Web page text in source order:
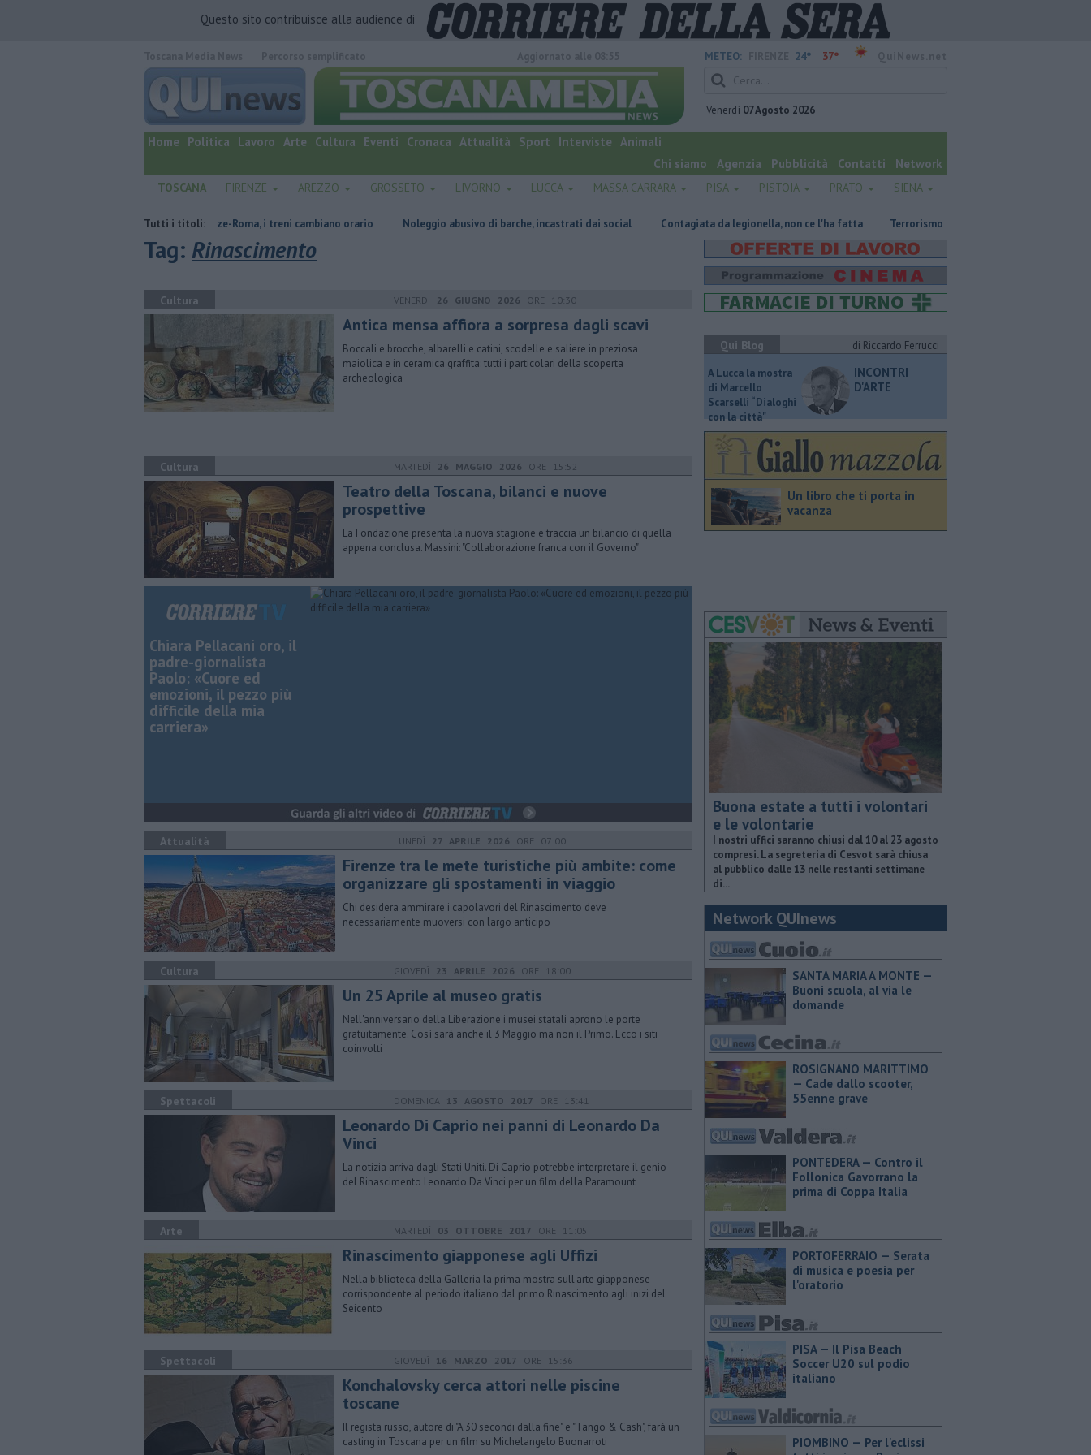
Questo sito contribuisce alla audience di
quotidiano online.
METEO: 24° 37°
Venerdì 07 Agosto 2026
Home Politica Lavoro Arte Cultura Eventi Cronaca Attualità Sport Interviste Animali
Chi siamo
Agenzia Pubblicità Contatti Network
TOSCANA FIRENZE AREZZO GROSSETO LIVORNO LUCCA MASSA CARRARA PISA PISTOIA PRATO SIENA
Tutti i titoli:
Lavori sulla Firenze-Roma, i treni cambiano orario Noleggio abusivo di barche, incastrati dai social Contagiata da legionella, non ce l'ha fatta Terrorismo e propaganda nazista, adolescente arrestato
Tag: Rinascimento
Cultura VENERDÌ 26 GIUGNO 2026 ORE 10:30
Antica mensa affiora a sorpresa dagli scavi
Boccali e brocche, albarelli e catini, scodelle e saliere in preziosa
maiolica e in ceramica graffita: tutti i particolari della scoperta
archeologica
Cultura MARTEDÌ 26 MAGGIO 2026 ORE 15:52
Teatro della Toscana, bilanci e nuove
prospettive
La Fondazione presenta la nuova stagione e traccia un bilancio di quella
appena conclusa. Massini: "Collaborazione franca con il Governo"
Chiara Pellacani oro, il
padre-giornalista
Paolo: «Cuore ed
emozioni, il pezzo più
difficile della mia
carriera»
Attualità LUNEDÌ 27 APRILE 2026 ORE 07:00
Firenze tra le mete turistiche più ambite: come
organizzare gli spostamenti in viaggio
Chi desidera ammirare i capolavori del Rinascimento deve
necessariamente muoversi con largo anticipo
Cultura GIOVEDÌ 23 APRILE 2026 ORE 18:00
Un 25 Aprile al museo gratis
Nell'anniversario della Liberazione i musei statali aprono le porte
gratuitamente. Così sarà anche il 3 Maggio ma non il Primo. Ecco i siti
coinvolti
Spettacoli DOMENICA 13 AGOSTO 2017 ORE 13:41
Leonardo Di Caprio nei panni di Leonardo Da
Vinci
La notizia arriva dagli Stati Uniti. Di Caprio potrebbe interpretare il genio
del Rinascimento Leonardo Da Vinci per un film della Paramount
Arte MARTEDÌ 03 OTTOBRE 2017 ORE 11:05
Rinascimento giapponese agli Uffizi
Nella biblioteca della Galleria la prima mostra sull'arte giapponese
corrispondente al periodo italiano dal primo Rinascimento agli inizi del
Seicento
Spettacoli GIOVEDÌ 16 MARZO 2017 ORE 15:36
Konchalovsky cerca attori nelle piscine
toscane
Il regista russo, autore di "A 30 secondi dalla fine" e "Tango & Cash", farà un
casting in Toscana per un film su Michelangelo Buonarroti
Qui Blog
di Riccardo Ferrucci
A Lucca la mostra
di Marcello
Scarselli “Dialoghi
con la città"
INCONTRI
D'ARTE
Un libro che ti porta in
vacanza
Buona estate a tutti i volontari
e le volontarie
I nostri uffici saranno chiusi dal 10 al 23 agosto
compresi. La segreteria di Cesvot sarà chiusa
al pubblico dalle 13 nelle restanti settimane
di...
Network QUInews
SANTA MARIA A MONTE —
Buoni scuola, al via le
domande
ROSIGNANO MARITTIMO
— Cade dallo scooter,
55enne grave
PONTEDERA — Contro il
Follonica Gavorrano la
prima di Coppa Italia
PORTOFERRAIO — Serata
di musica e poesia per
l'oratorio
PISA — Il Pisa Beach
Soccer U20 sul podio
italiano
PIOMBINO — Per l'eclissi